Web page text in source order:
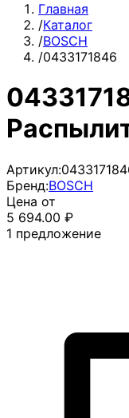
Главная
/Каталог
/BOSCH
/0433171846
Артикул:
Бренд:BOSCH
Цена от
5 694.00 ₽
1 предложение